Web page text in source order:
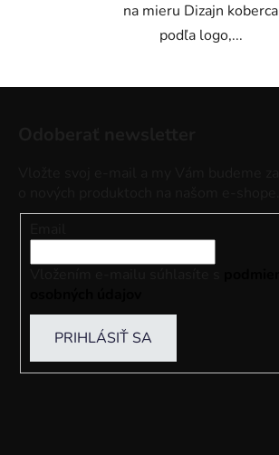
na mieru Dizajn koberca
podľa logo,...
PRIHLÁSIŤ SA